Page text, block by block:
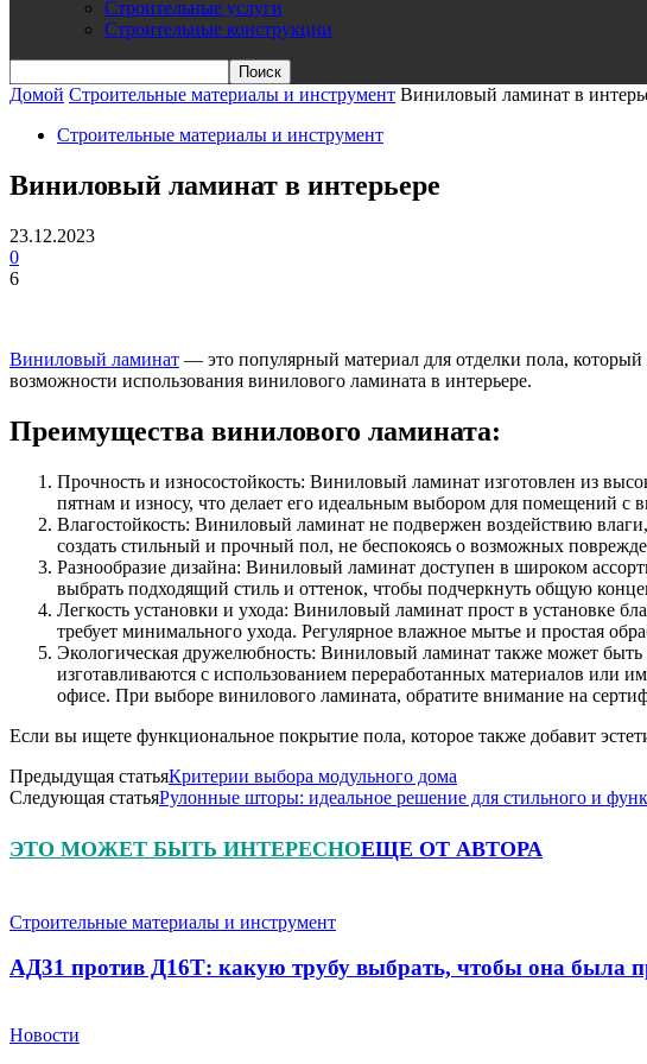
Строительные услуги
Строительные конструкции
Домой Строительные материалы и инструмент Виниловый ламинат в
Строительные материалы и инструмент
Виниловый ламинат в интерьере
23.12.2023
0
6
Виниловый ламинат — это популярный материал для отделки пола, который
возможности использования винилового ламината в интерьере.
Преимущества винилового ламината:
Прочность и износостойкость: Виниловый ламинат изготовлен из
пятнам и износу, что делает его идеальным выбором для помещений
Влагостойкость: Виниловый ламинат не подвержен воздействию
создать стильный и прочный пол, не беспокоясь о возможных
Разнообразие дизайна: Виниловый ламинат доступен в широком
выбрать подходящий стиль и оттенок, чтобы подчеркнуть общую
Легкость установки и ухода: Виниловый ламинат прост в установке
требует минимального ухода. Регулярное влажное мытье и простая
Экологическая дружелюбность: Виниловый ламинат также может
изготавливаются с использованием переработанных материалов или
офисе. При выборе винилового ламината, обратите внимание на
Если вы ищете функциональное покрытие пола, которое также добавит
Предыдущая статьяКритерии выбора модульного дома
Следующая статьяРулонные шторы: идеальное решение для стильного и
ЭТО МОЖЕТ БЫТЬ ИНТЕРЕСНОЕЩЕ ОТ АВТОРА
Строительные материалы и инструмент
АД31 против Д16Т: какую трубу выбрать, чтобы она была
Новости